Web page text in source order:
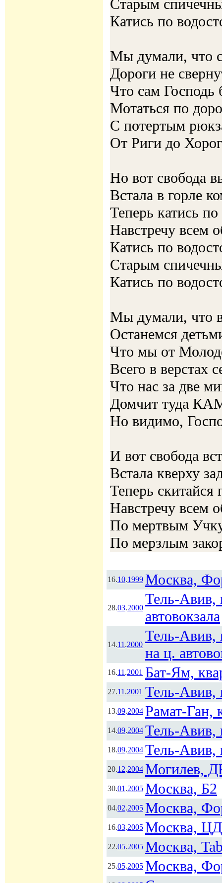
Старым
Катись по
Мы думали, что
Дороги не
Что сам Господь
Мотаться по
С потертым
От Риги до
Но вот свобода
Встала в горле
Теперь катись
Навстречу всем
Катись по
Старым
Катись по
Мы думали, что
Останемся
Что мы от
Всего в верстах
Что нас за две
Домчит туда
Но видимо,
И вот свобода
Встала кверху
Теперь скитайся
Навстречу всем
По мертвым
По мерзлым
16.10.1999 Москва,
28.03.2000
Тель-Авив,
автовокзала
14.11.2000
Тель-Авив,
на ц.
16.11.2001 Бат-Ям,
27.11.2001 Тель-Авив,
13.09.2004 Рамат-Ган,
14.09.2004 Тель-Авив,
18.09.2004 Тель-Авив,
20.12.2004 Могилев,
30.01.2005 Москва, Б2
04.02.2005 Москва,
16.03.2005 Москва,
22.05.2005 Москва,
25.05.2005 Москва,